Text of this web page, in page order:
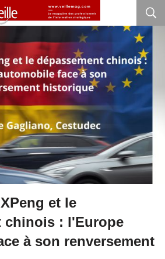
et le
chinois : l'Europe
à son renversement